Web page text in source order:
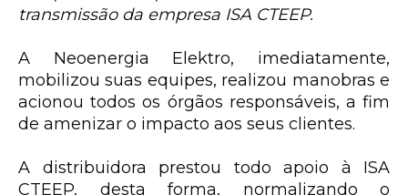
transmissão da empresa ISA CTEEP.
A Neoenergia Elektro, imediatamente,
mobilizou suas equipes, realizou manobras e
acionou todos os órgãos responsáveis, a fim
de amenizar o impacto aos seus clientes.
A distribuidora prestou todo apoio à ISA
CTEEP, desta forma, normalizando o